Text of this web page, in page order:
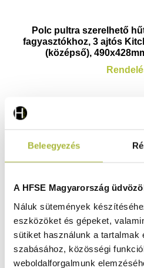
Beleegyezés
A HFSE Magyarország
Náluk sütemények
eszközöket és gépeket,
sütiket használunk a tartalmak
szabásához, közösségi
weboldalforgalmunk
Polc pultra szerelhető
fagyasztókhoz, 3 ajtós
(középső),
Ingyenes szállítás 25 000 Ft felett
Szállítás akár 1 munkanapon
Mindig a legkedvezőbb HENDI
Több mint 2000 termék raktáron